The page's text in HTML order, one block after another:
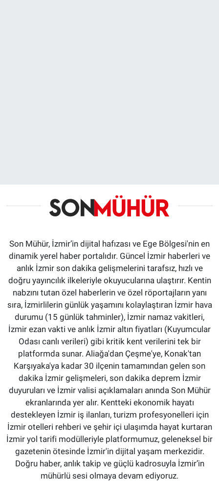
Son Mühür, İzmir’in dijital hafızası ve Ege Bölgesi'nin en
dinamik yerel haber portalıdır. Güncel İzmir haberleri ve
anlık İzmir son dakika gelişmelerini tarafsız, hızlı ve
doğru yayıncılık ilkeleriyle okuyucularına ulaştırır. Kentin
nabzını tutan özel haberlerin ve özel röportajların yanı
sıra, İzmirlilerin günlük yaşamını kolaylaştıran İzmir hava
durumu (15 günlük tahminler), İzmir namaz vakitleri,
İzmir ezan vakti ve anlık İzmir altın fiyatları (Kuyumcular
Odası canlı verileri) gibi kritik kent verilerini tek bir
platformda sunar. Aliağa'dan Çeşme'ye, Konak'tan
Karşıyaka'ya kadar 30 ilçenin tamamından gelen son
dakika İzmir gelişmeleri, son dakika deprem İzmir
duyuruları ve İzmir valisi açıklamaları anında Son Mühür
ekranlarında yer alır. Kentteki ekonomik hayatı
destekleyen İzmir iş ilanları, turizm profesyonelleri için
İzmir otelleri rehberi ve şehir içi ulaşımda hayat kurtaran
İzmir yol tarifi modülleriyle platformumuz, geleneksel bir
gazetenin ötesinde İzmir'in dijital yaşam merkezidir.
Doğru haber, anlık takip ve güçlü kadrosuyla İzmir’in
mühürlü sesi olmaya devam ediyoruz.